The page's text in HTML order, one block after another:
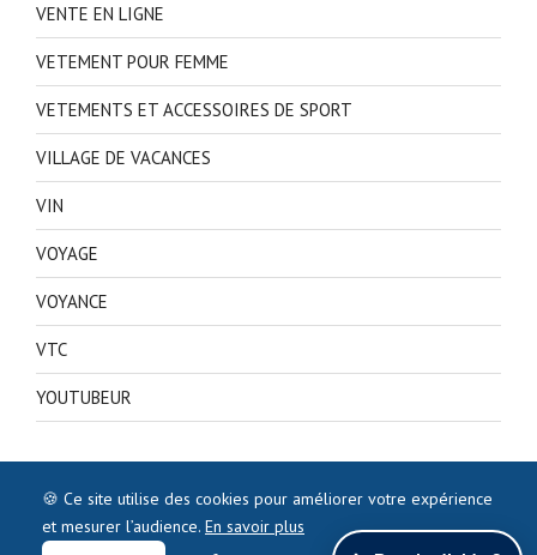
VENTE EN LIGNE
VETEMENT POUR FEMME
VETEMENTS ET ACCESSOIRES DE SPORT
VILLAGE DE VACANCES
VIN
VOYAGE
VOYANCE
VTC
YOUTUBEUR
🍪 Ce site utilise des cookies pour améliorer votre expérience
et mesurer l’audience. En savoir plus